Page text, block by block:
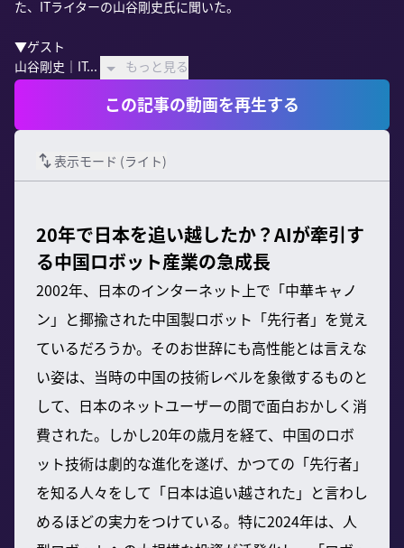
た、ITライターの山谷剛史氏に聞いた。
▼ゲスト
山谷剛史｜IT...
もっと見る
この記事の動画を再生する
表示モード (ライト)
20年で日本を追い越したか？AIが牽引す
る中国ロボット産業の急成長
2002年、日本のインターネット上で「中華キャノ
ン」と揶揄された中国製ロボット「先行者」を覚え
ているだろうか。そのお世辞にも高性能とは言えな
い姿は、当時の中国の技術レベルを象徴するものと
して、日本のネットユーザーの間で面白おかしく消
費された。しかし20年の歳月を経て、中国のロボ
ット技術は劇的な進化を遂げ、かつての「先行者」
を知る人々をして「日本は追い越された」と言わし
めるほどの実力をつけている。特に2024年は、人